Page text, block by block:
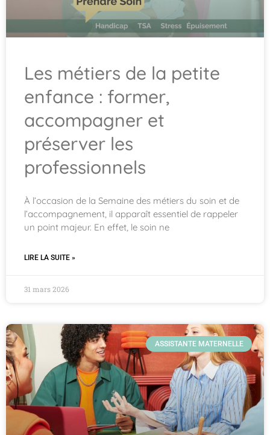
Les métiers de la petite
enfance : former,
accompagner et
préserver les
professionnels
À l’occasion de la Semaine des métiers du soin et de
l’accompagnement, il apparaît essentiel de rappeler
un point majeur. En effet, le soin ne
LIRE LA SUITE »
31 mars 2026
ASSISTANTE MATERNELLE